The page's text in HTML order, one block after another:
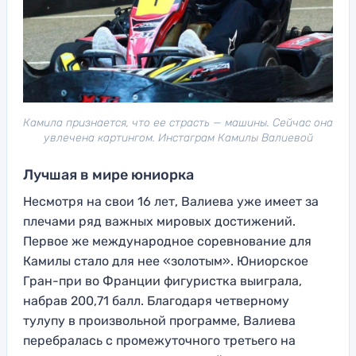
Камила признается, что ее страсть — машины. Сейчас она
увлечена картингом. Инстаграм Камилы Валиевой
Лучшая в мире юниорка
Несмотря на свои 16 лет, Валиева уже имеет за
плечами ряд важных мировых достижений.
Первое же международное соревнование для
Камилы стало для нее «золотым». Юниорское
Гран-при во Франции фигуристка выиграла,
набрав 200,71 балл. Благодаря четверному
тулупу в произвольной программе, Валиева
перебралась с промежуточного третьего на